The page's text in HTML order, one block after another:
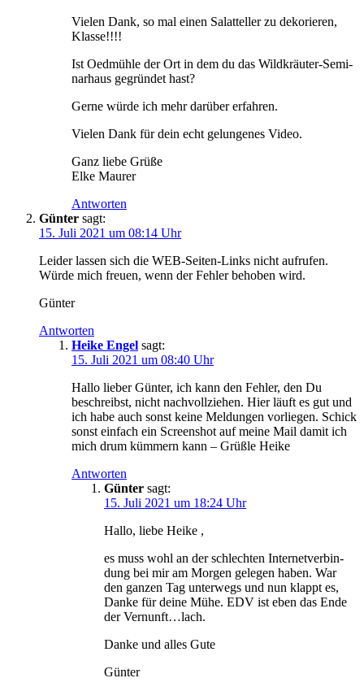
Vie­len Dank, so mal einen Salat­tel­ler zu deko­rie­ren,
Klasse!!!!
Ist Oed­müh­le der Ort in dem du das Wild­kräu­ter-Semi­
nar­haus gegrün­det hast?
Ger­ne wür­de ich mehr dar­über erfahren.
Vie­len Dank für dein echt gelun­ge­nes Video.
Ganz lie­be Grüße
Elke Maurer
Antworten
Günter sagt:
15. Juli 2021 um 08:14 Uhr
Lei­der las­sen sich die WEB-Sei­ten-Links nicht auf­ru­fen.
Wür­de mich freu­en, wenn der Feh­ler beho­ben wird.
Gün­ter
Antworten
Heike Engel sagt:
15. Juli 2021 um 08:40 Uhr
Hal­lo lie­ber Gün­ter, ich kann den Feh­ler, den Du
beschreibst, nicht nach­voll­zie­hen. Hier läuft es gut und
ich habe auch sonst kei­ne Mel­dun­gen vor­lie­gen. Schick
sonst ein­fach ein Screen­shot auf mei­ne Mail damit ich
mich drum küm­mern kann – Grüß­le Heike
Antworten
Günter sagt:
15. Juli 2021 um 18:24 Uhr
Hal­lo, lie­be Heike ,
es muss wohl an der schlech­ten Inter­net­ver­bin­
dung bei mir am Mor­gen gele­gen haben. War
den gan­zen Tag unter­wegs und nun klappt es,
Dan­ke für dei­ne Mühe. EDV ist eben das Ende
der Vernunft…lach.
Dan­ke und alles Gute
Gün­ter